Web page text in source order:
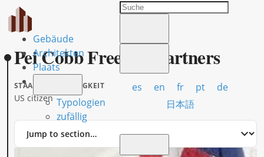
Gebäude
Architekten
Plaats
Typologien
zufällig
es en fr pt
de
日本語
Pei Cobb Freed & Partners
STAATSANGEHÖRIGKEIT
US citizen
Jump
section